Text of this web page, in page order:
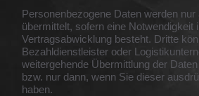
Personenbezogene Daten werden nur
übermittelt, sofern eine Notwendigkeit
Vertragsabwicklung besteht. Dritte
Bezahldienstleister oder
weitergehende Übermittlung der
bzw. nur dann, wenn Sie dieser
haben.